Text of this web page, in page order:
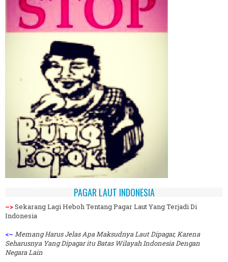
PAGAR LAUT INDONESIA
~>Sekarang Lagi Heboh Tentang Pagar Laut Yang Terjadi Di
Indonesia
<~ Memang Harus Jelas Apa Maksudnya Laut Dipagar, Karena
Seharusnya Yang Dipagar itu Batas Wilayah Indonesia Dengan
Negara Lain